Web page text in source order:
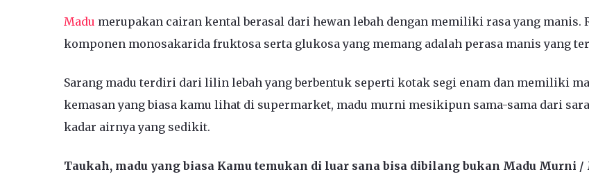
Madu merupakan cairan kental berasal dari hewan lebah dengan memiliki rasa yang manis.
komponen monosakarida fruktosa serta glukosa yang memang adalah perasa manis yang
Sarang madu terdiri dari lilin lebah yang berbentuk seperti kotak segi enam dan memiliki
kemasan yang biasa kamu lihat di supermarket, madu murni mesikipun sama-sama dari
kadar airnya yang sedikit.
Taukah, madu yang biasa Kamu temukan di luar sana bisa dibilang bukan Madu Murni /